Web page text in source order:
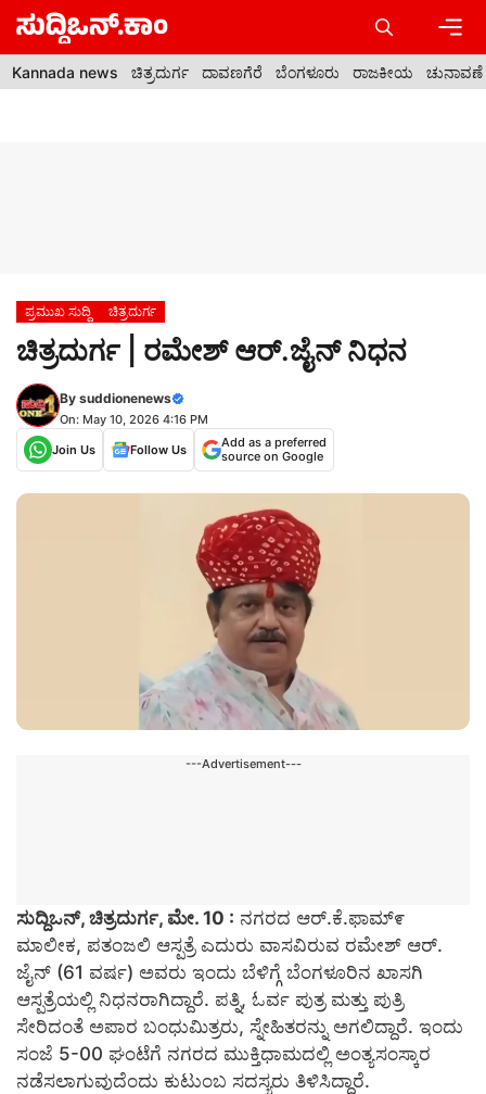
Skip
content
Kannada news ಚಿತ್ರದುರ್ಗ ದಾವಣಗೆರೆ ಬೆಂಗಳೂರು ರಾಜಕೀಯ ಚುನಾವಣೆ
ಪ್ರಮುಖ ಸುದ್ದಿ ಚಿತ್ರದುರ್ಗ
ಚಿತ್ರದುರ್ಗ | ರಮೇಶ್ ಆರ್.ಜೈನ್ ನಿಧನ
By suddionenews
On: May 10, 2026 4:16 PM
Join Us
Follow Us
Add as a preferred
source on Google
---Advertisement---
ಸುದ್ದಿಒನ್, ಚಿತ್ರದುರ್ಗ, ಮೇ. 10 : ನಗರದ ಆರ್.ಕೆ.ಫಾಮ್೯
ಮಾಲೀಕ, ಪತಂಜಲಿ ಆಸ್ಪತ್ರೆ ಎದುರು ವಾಸವಿರುವ ರಮೇಶ್ ಆರ್.
ಜೈನ್ (61 ವರ್ಷ) ಅವರು ಇಂದು ಬೆಳಿಗ್ಗೆ ಬೆಂಗಳೂರಿನ ಖಾಸಗಿ
ಆಸ್ಪತ್ರೆಯಲ್ಲಿ ನಿಧನರಾಗಿದ್ದಾರೆ. ಪತ್ನಿ, ಓರ್ವ ಪುತ್ರ ಮತ್ತು ಪುತ್ರಿ
ಸೇರಿದಂತೆ ಅಪಾರ ಬಂಧುಮಿತ್ರರು, ಸ್ನೇಹಿತರನ್ನು ಅಗಲಿದ್ದಾರೆ. ಇಂದು
ಸಂಜೆ 5-00 ಘಂಟೆಗೆ ನಗರದ ಮುಕ್ತಿಧಾಮದಲ್ಲಿ ಅಂತ್ಯಸಂಸ್ಕಾರ
ನಡೆಸಲಾಗುವುದೆಂದು ಕುಟುಂಬ ಸದಸ್ಯರು ತಿಳಿಸಿದ್ದಾರೆ.